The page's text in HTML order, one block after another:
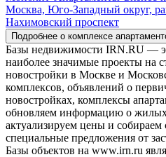
Москва, Юго-Западный округ,
Нахимовский проспект
Подробнее о комплексе
Базы недвижимости IRN.RU —
наиболее значимые проекты на
новостройки в Москве и
комплексов, объявлений о
новостройках, комплексы
обновляем информацию о
актуализируем цены и
специальные предложения от
Базы объектов на www.irn.ru